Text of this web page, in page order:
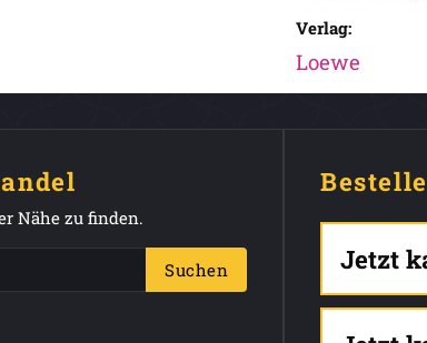
Verlag:
Loewe
Nähe zu finden.
Suchen Jetzt